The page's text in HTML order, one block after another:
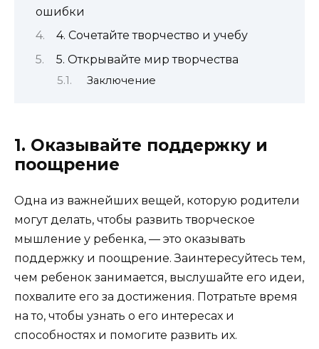
ошибки
4. Сочетайте творчество и учебу
5. Открывайте мир творчества
Заключение
1. Оказывайте поддержку и
поощрение
Одна из важнейших вещей, которую родители
могут делать, чтобы развить творческое
мышление у ребенка, — это оказывать
поддержку и поощрение. Заинтересуйтесь тем,
чем ребенок занимается, выслушайте его идеи,
похвалите его за достижения. Потратьте время
на то, чтобы узнать о его интересах и
способностях и помогите развить их.